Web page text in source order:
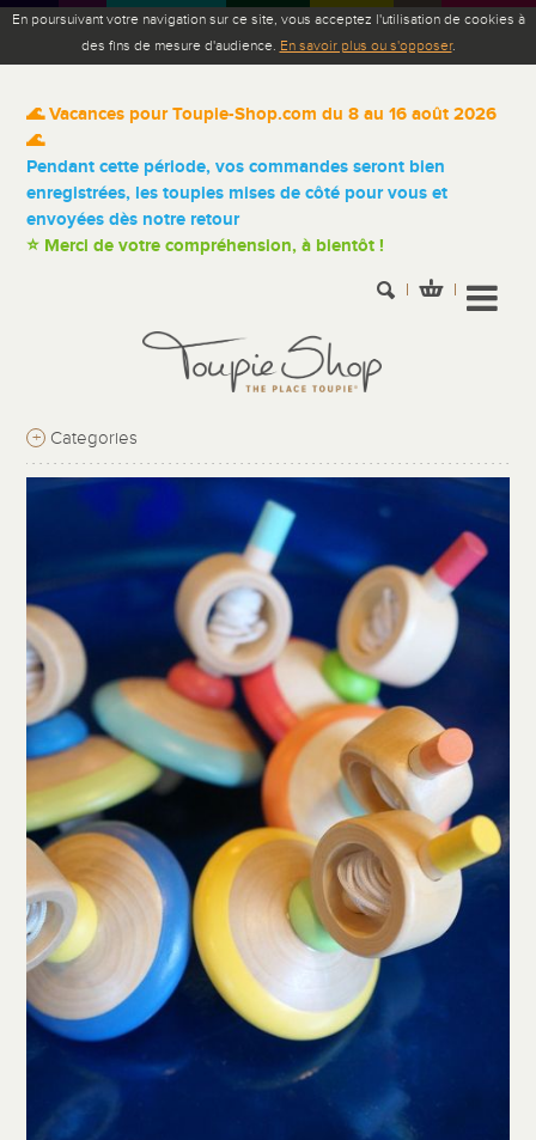
En poursuivant votre navigation sur ce site, vous acceptez l'utilisation de cookies à
des fins de mesure d'audience. En savoir plus ou s'opposer.
🌊 Vacances pour Toupie-Shop.com du 8 au 16 août 2026
🌊
Pendant cette période, vos commandes seront bien
enregistrées, les toupies mises de côté pour vous et
envoyées dès notre retour
⭐ Merci de votre compréhension, à bientôt !
+ Categories